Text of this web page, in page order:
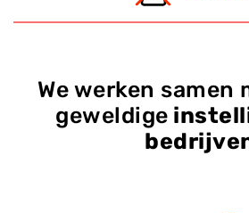
We werken samen
geweldige